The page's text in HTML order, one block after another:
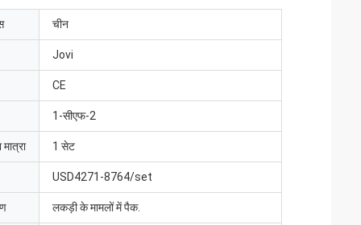
चीन
Jovi
CE
1-सीएफ-2
1 सेट
USD4271-8764/set
लकड़ी के मामलों में पैक.